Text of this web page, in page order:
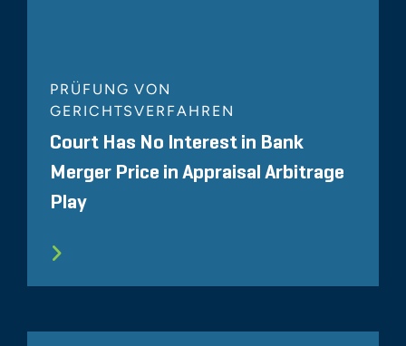
PRÜFUNG VON
GERICHTSVERFAHREN
Court Has No Interest in Bank
Merger Price in Appraisal Arbitrage
Play